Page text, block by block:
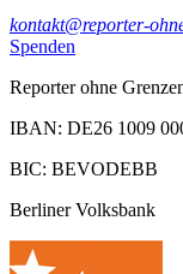
kontakt@reporter-
Spenden
Reporter ohne
IBAN: DE26 1009
BIC: BEVODEBB
Berliner Volksbank